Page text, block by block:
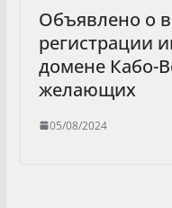
Объявлено о
регистрации
домене Кабо-
желающих
05/08/2024